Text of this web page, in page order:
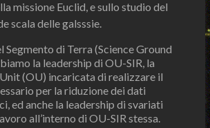
missione Euclid, e sullo studio del
scala delle galsssie.
Segmento di Terra (Science Ground
la leadership di OU-SIR, la
(OU) incaricata di realizzare il
per la riduzione dei dati
ed anche la leadership di svariati
all’interno di OU-SIR stessa.